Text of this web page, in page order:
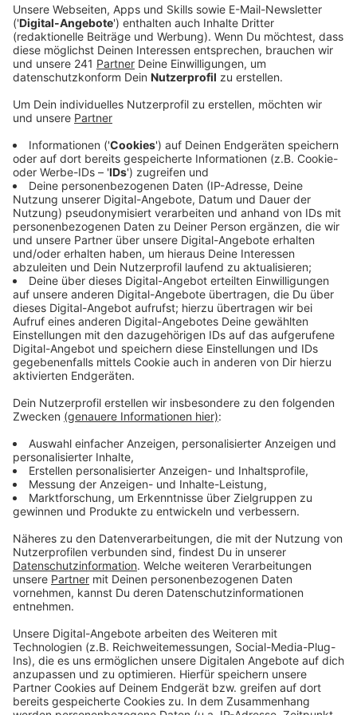
Eierpunsch, Glögg und Köttbullar gekommen.
Veröffentlicht:Montag, 12.12.2022 12:23
Anzeige
gefüllt – immer mehr Menschen würden für ihr
Weihnachtsshopping die Leverkusener Geschäfte
aufsuchen, sagt der Handelsverband Rheinland.
Allerdings würden sie dabei nicht immer zuschlagen –
auch am dritten Advenstwochenende haben die
Einzelhändler Zurückhaltung registriert. Sie hoffen,
dass sich das in den nächsten Tagen nochmal
ändert. Ebenfalls weihnachtlich aber gleichzeitig auch
sportlich ging es gestern in Küppersteg zu: Rund 280
Läufer waren mit außergewöhnlichen Outfits im
Rahmen des Ugly Christmas Sweater Runs unterwegs.
Der ging rund fünf Kilometer rund um die Ostermann-
Arena. Der Sportpark Leverkusen zieht eine positive
Bilanz. Die Leute seien mit ganz viel Spaß und
Emotionen dabei gewesen, so eine Sprecherin.
Anzeige
Weitere Meldungen aus Leverkusen
Anzeige
EVL prüft Leverkusener Gasleitungen
Cityfonds-Projekt "Wiesdorf Wohnzimmer"
Anzeige